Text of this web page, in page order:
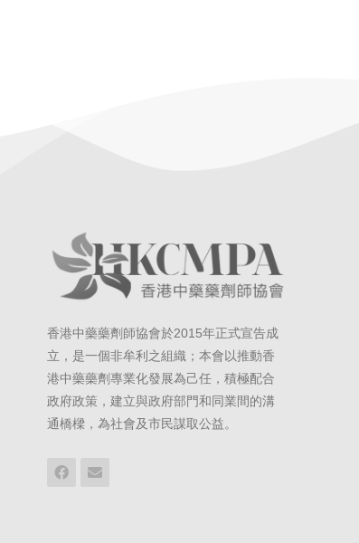
香港中藥藥劑師協會於2015年正式宣告成
立，是一個非牟利之組織；本會以推動香
港中藥藥劑專業化發展為己任，積極配合
政府政策，建立與政府部門和同業間的溝
通橋樑，為社會及市民謀取公益。